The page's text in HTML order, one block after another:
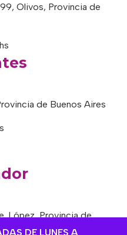
DE LUNES A
Olivos, Provincia de
de Buenos Aires
López, Provincia de